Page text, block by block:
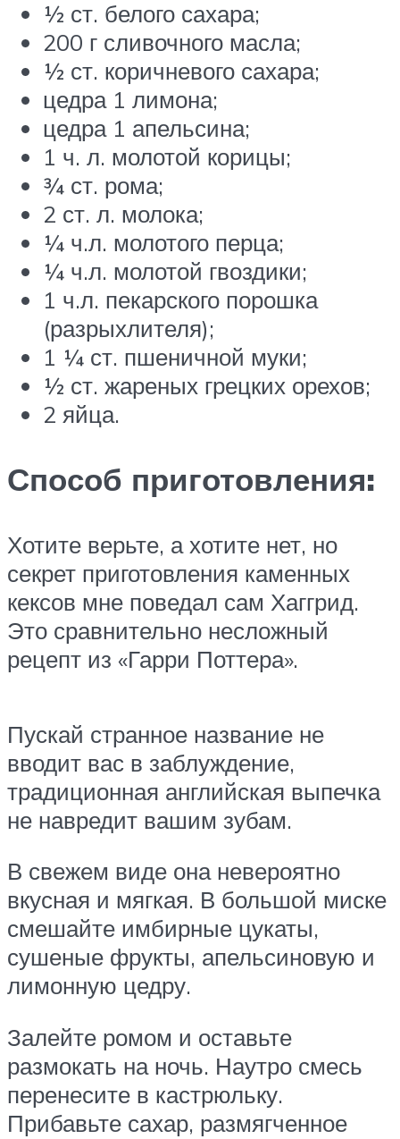
½ ст. белого сахара;
200 г сливочного масла;
½ ст. коричневого сахара;
цедра 1 лимона;
цедра 1 апельсина;
1 ч. л. молотой корицы;
¾ ст. рома;
2 ст. л. молока;
¼ ч.л. молотого перца;
¼ ч.л. молотой гвоздики;
1 ч.л. пекарского порошка
(разрыхлителя);
1 ¼ ст. пшеничной муки;
½ ст. жареных грецких орехов;
2 яйца.
Способ приготовления:
Хотите верьте, а хотите нет, но
секрет приготовления каменных
кексов мне поведал сам Хаггрид.
Это сравнительно несложный
рецепт из «Гарри Поттера».
Пускай странное название не
вводит вас в заблуждение,
традиционная английская выпечка
не навредит вашим зубам.
В свежем виде она невероятно
вкусная и мягкая. В большой миске
смешайте имбирные цукаты,
сушеные фрукты, апельсиновую и
лимонную цедру.
Залейте ромом и оставьте
размокать на ночь. Наутро смесь
перенесите в кастрюльку.
Прибавьте сахар, размягченное